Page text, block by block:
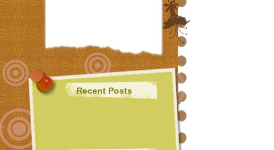
Recent Posts